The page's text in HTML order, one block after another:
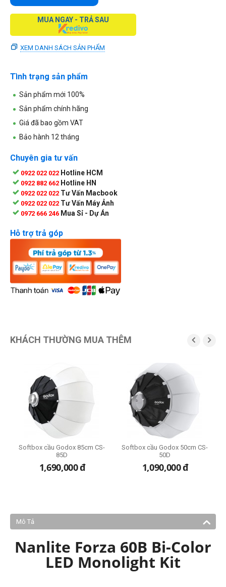
MUA NGAY - TRẢ SAU
XEM DANH SÁCH SẢN PHẨM
Tình trạng sản phẩm
Sản phẩm mới 100%
Sản phẩm chính hãng
Giá đã bao gồm VAT
Bảo hành 12 tháng
Chuyên gia tư vấn
0922 022 022 Hotline HCM
0922 882 662 Hotline HN
0922 022 022 Tư Vấn Macbook
0922 022 022 Tư Vấn Máy Ảnh
0972 666 246 Mua Sỉ - Dự Án
Hỗ trợ trả góp
KHÁCH THƯỜNG MUA THÊM  
Softbox cầu Godox 85cm CS-
85D
1,690,000đ
Softbox cầu Godox 50cm CS-
50D
1,090,000đ
Mô Tả
Nanlite Forza 60B Bi-Color
LED Monolight Kit